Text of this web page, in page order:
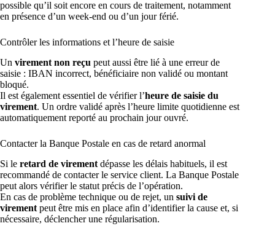
possible qu’il soit encore en cours de traitement, notamment
en présence d’un week-end ou d’un jour férié.
Contrôler les informations et l’heure de saisie
Un virement non reçu peut aussi être lié à une erreur de
saisie : IBAN incorrect, bénéficiaire non validé ou montant
bloqué.
Il est également essentiel de vérifier l’heure de saisie du
virement. Un ordre validé après l’heure limite quotidienne est
automatiquement reporté au prochain jour ouvré.
Contacter la Banque Postale en cas de retard anormal
Si le retard de virement dépasse les délais habituels, il est
recommandé de contacter le service client. La Banque Postale
peut alors vérifier le statut précis de l’opération.
En cas de problème technique ou de rejet, un suivi de
virement peut être mis en place afin d’identifier la cause et, si
nécessaire, déclencher une régularisation.